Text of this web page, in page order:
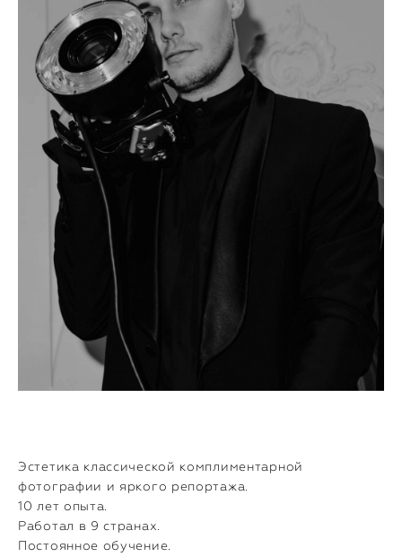
Эстетика классической комплиментарной
фотографии и яркого репортажа.
10 лет опыта.
Работал в 9 странах.
Постоянное обучение.